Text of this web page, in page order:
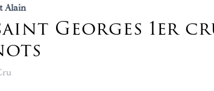
Alain
Georges 1er